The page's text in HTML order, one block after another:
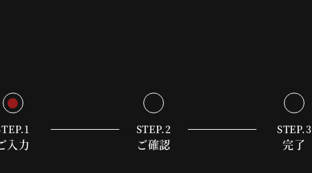
入力
STEP.2
ご確認
STEP.3
完了